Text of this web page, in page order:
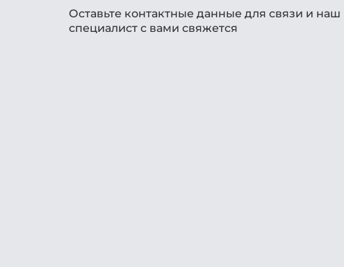
Оставьте контактные данные для связи и наш
специалист с вами свяжется